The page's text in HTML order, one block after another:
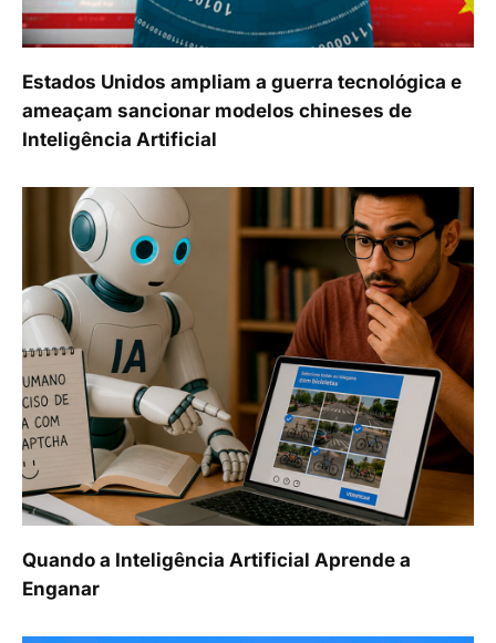
Estados Unidos ampliam a guerra tecnológica e
ameaçam sancionar modelos chineses de
Inteligência Artificial
Quando a Inteligência Artificial Aprende a
Enganar